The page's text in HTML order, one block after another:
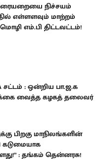
நிச்சயம்
எள்ளளவும் மாற்றம்
எம்.பி திட்டவட்டம்!
சட்டம் : ஒன்றிய பா.ஜ.க
வைத்த கழகத் தலைவர்
பிறகு மாநிலங்களின்
கடுமையாக
: தங்கம் தென்னரசு!